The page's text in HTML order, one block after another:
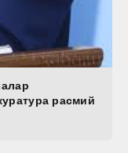
расмий